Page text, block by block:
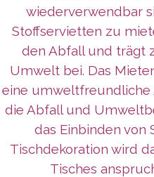
wiederverwendbar
Stoffservietten zu
den Abfall und trägt
Umwelt bei. Das
eine umweltfreundliche
die Abfall und
das Einbinden von
Tischdekoration wird
Tisches